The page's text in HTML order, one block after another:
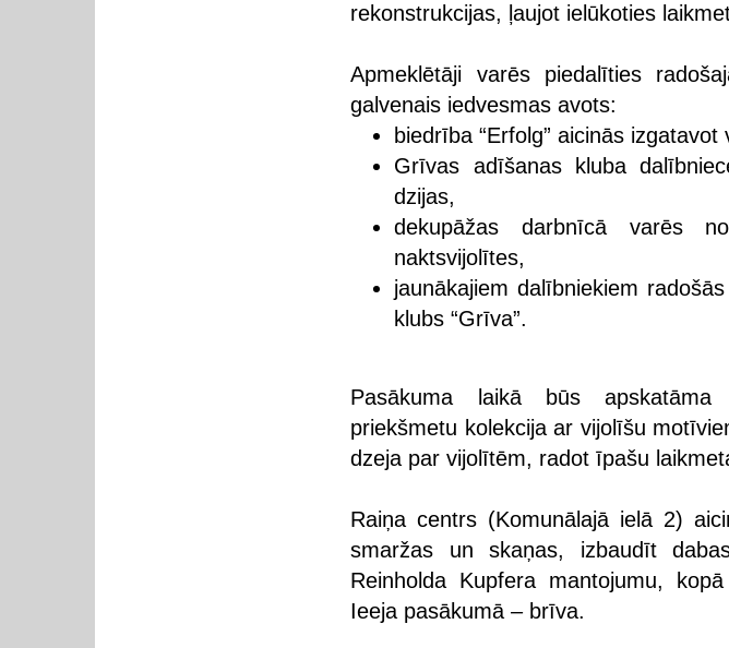
rekonstrukcijas, ļaujot ielūkoties
Apmeklētāji varēs piedalīties
galvenais iedvesmas avots:
biedrība “Erfolg” aicinās izgatavot
Grīvas adīšanas kluba
dzijas,
dekupāžas darbnīcā varēs
naktsvijolītes,
jaunākajiem dalībniekiem
klubs “Grīva”.
Pasākuma laikā būs apskatāma
priekšmetu kolekcija ar vijolīšu
dzeja par vijolītēm, radot īpašu
Raiņa centrs (Komunālajā ielā 2)
smaržas un skaņas, izbaudīt
Reinholda Kupfera mantojumu,
Ieeja pasākumā – brīva.